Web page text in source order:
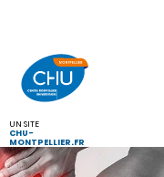
UN SITE
CHU-
MONTPELLIER.FR